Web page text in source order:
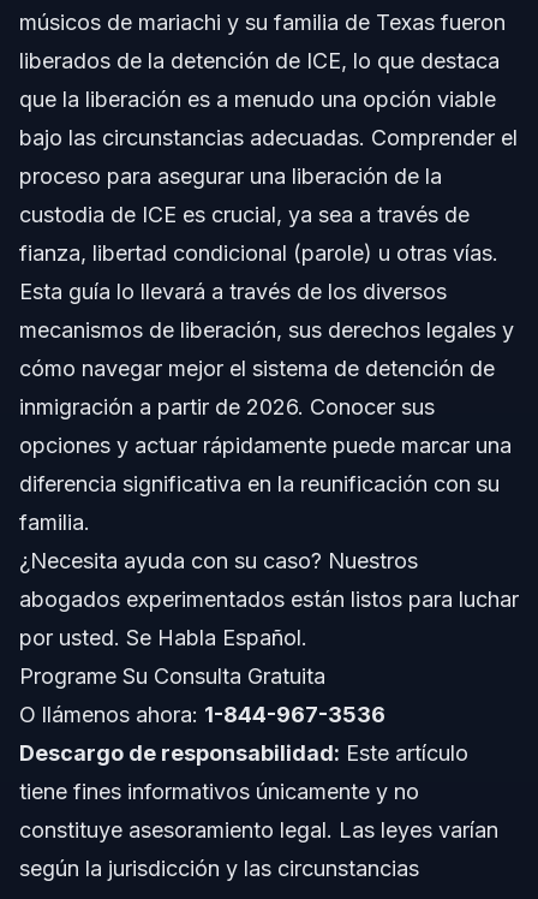
Libertad Condicional Humanitaria (Humanitarian Parole)
Sus Derechos Cuando es Detenido por ICE
Qué Hacer si es Detenido por ICE
Navegando el Sistema de Inmigración en
Carolina del Norte y Florida
Errores Comunes a Evitar Durante la Detención
Cuándo Llamar a un Abogado Ahora para la
Acerca de Vasquez Law Firm
Confianza y Experiencia del Abogado
Preguntas Frecuentes
¿Es posible ser liberado de la custodia de ICE?
¿Qué es una fianza de inmigración?
¿Puede ICE detener legalmente a ciudadanos
estadounidenses?
¿Qué es la libertad condicional humanitaria
¿Cómo puede ayudar un abogado con la liberación de
la custodia de ICE?
músicos de mariachi y su familia de Texas fueron
liberados de la detención de ICE, lo que destaca
que la liberación es a menudo una opción viable
bajo las circunstancias adecuadas. Comprender el
proceso para asegurar una liberación de la
custodia de ICE es crucial, ya sea a través de
fianza, libertad condicional (parole) u otras vías.
Esta guía lo llevará a través de los diversos
mecanismos de liberación, sus derechos legales y
cómo navegar mejor el sistema de detención de
inmigración a partir de 2026. Conocer sus
opciones y actuar rápidamente puede marcar una
diferencia significativa en la reunificación con su
familia.
¿Necesita ayuda con su caso? Nuestros
abogados experimentados están listos para luchar
por usted. Se Habla Español.
Programe Su Consulta Gratuita
O llámenos ahora: 1-844-967-3536
Descargo de responsabilidad: Este artículo
tiene fines informativos únicamente y no
constituye asesoramiento legal. Las leyes varían
según la jurisdicción y las circunstancias